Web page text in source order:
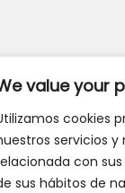
value your
cookies
servicios
con
sus hábitos de